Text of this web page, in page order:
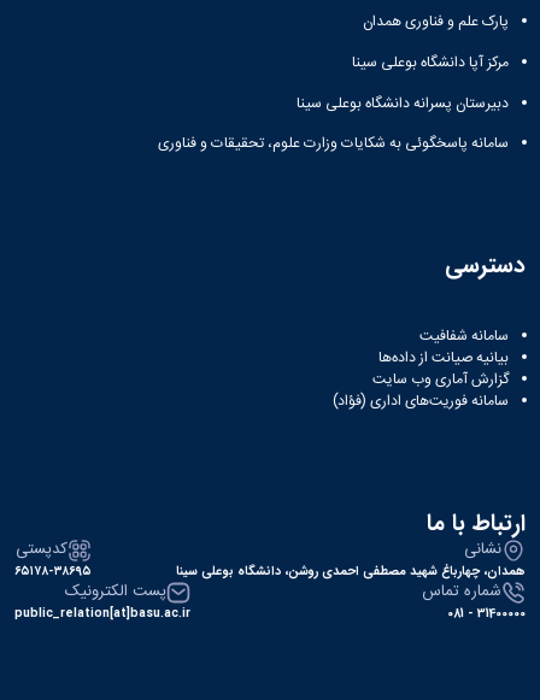
پارک علم و فناوری همدان
مرکز آپا دانشگاه بوعلی سینا
دبیرستان پسرانه دانشگاه بوعلی سینا
سامانه پاسخگوئی به شکایات وزارت علوم، تحقیقات و فناوری
دسترسی
سامانه شفافیت
بیانیه صیانت از داده‌ها
گزارش آماری وب‌ سایت
سامانه فوریت‌های اداری (فؤاد)
ارتباط با ما
نشانی
همدان، چهارباغ شهید مصطفی احمدی روشن، دانشگاه بوعلی سینا
کدپستی
۶۵۱۷۸-۳۸۶۹۵
شماره تماس
31400000 - 081
پست الکترونیک
public_relation[at]basu.ac.ir